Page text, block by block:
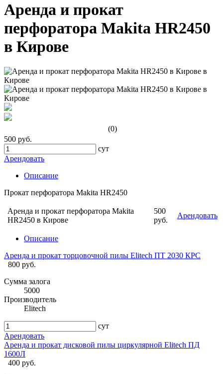
Аренда и прокат
перфоратора Makita HR2450
в Кирове
(0)
500 руб.
сут
Арендовать
Описание
Прокат перфоратора Makita HR2450
Аренда и прокат перфоратора Makita
HR2450 в Кирове
500
руб.
Арендовать
Описание
Аренда и прокат торцовочной пилы Elitech ПТ 2030 КРС
800 руб.
Сумма залога
5000
Производитель
Elitech
сут
Арендовать
Аренда и прокат дисковой пилы циркулярной Elitech ПД
1600Л
400 руб.